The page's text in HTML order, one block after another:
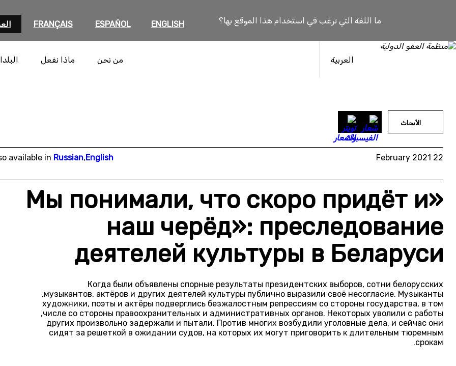
ما اللغة التي ترغب في استخدام هذا الموقع بها؟ ENGLISH
ESPAÑOL
FRANÇAIS
العربية من نحن ماذا نفعل
الأبحاث
22 February 2021
available in Russian,English
«Мы понимали, что скоро придёт и
наш черёд»: преследование
деятелей культуры в Беларуси
Когда были объявлены спорные результаты президентских выборов, сотни белорусских
музыкантов, актёров и других деятелей культуры публично выразили своё несогласие. Музыканты,
художники, поэты и актёры подверглись безжалостным репрессиям со стороны государства, в том
числе со стороны правоохранительных и административных органов. Некоторых уволили с работы,
других произвольно задержали и пытали. Против многих возбудили уголовные дела, и сейчас они
сидят за решеткой в ожидании судов, на которых их могут приговорить к длительным тюремным
срокам.